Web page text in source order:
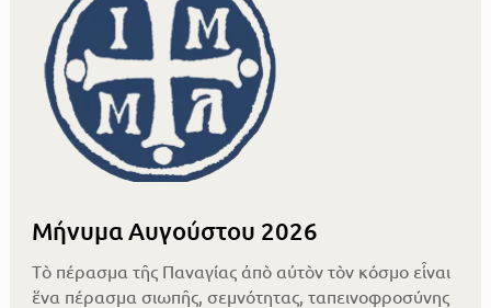
Μήνυμα Αυγούστου 2026
Τὸ πέρασμα τῆς Παναγίας ἀπὸ αὐτὸν τὸν κόσμο εἶναι
ἕνα πέρασμα σιωπῆς, σεμνότητας, ταπεινοφροσύνης